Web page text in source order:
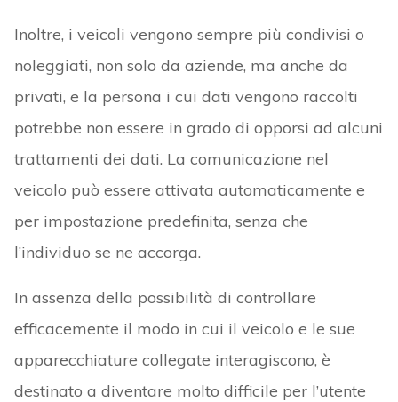
Inoltre, i veicoli vengono sempre più condivisi o
noleggiati, non solo da aziende, ma anche da
privati, e la persona i cui dati vengono raccolti
potrebbe non essere in grado di opporsi ad alcuni
trattamenti dei dati. La comunicazione nel
veicolo può essere attivata automaticamente e
per impostazione predefinita, senza che
l’individuo se ne accorga.
In assenza della possibilità di controllare
efficacemente il modo in cui il veicolo e le sue
apparecchiature collegate interagiscono, è
destinato a diventare molto difficile per l’utente